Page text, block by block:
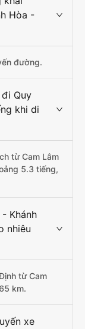
Hòa -
đường.
đi Quy
khi di
từ Cam Lâm
5.3 tiếng,
Khánh
nhiêu
từ Cam
km.
xe